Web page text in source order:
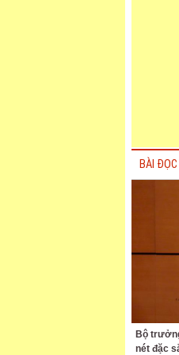
BÀI ĐỌC
Bộ
nét đặc